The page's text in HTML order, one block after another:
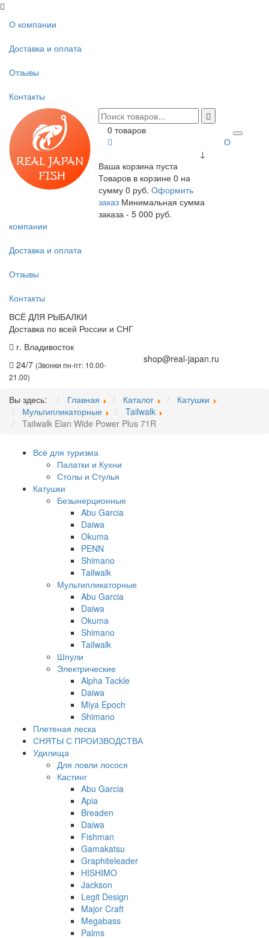
О компании
Доставка и оплата
Отзывы
Контакты
0 товаров
↓
Ваша корзина пуста
Товаров в корзине0 на
сумму0 руб. Оформить
заказ Минимальная сумма
заказа - 5 000 руб.
О
компании
Доставка и оплата
Отзывы
Контакты
ВСЁ ДЛЯ РЫБАЛКИ
Доставка по всей России и СНГ
г. Владивосток
24/7 (Звонки пн-пт: 10.00-
21.00)
shop@real-japan.ru
Вы здесь: Главная Каталог
Катушки
Мультипликаторные
Tailwalk
Tailwalk Elan Wide Power Plus 71R
Всё для туризма
Палатки и Кухни
Столы и Стулья
Катушки
Безынерционные
Abu Garcia
Daiwa
Okuma
PENN
Shimano
Tailwalk
Мультипликаторные
Abu Garcia
Daiwa
Okuma
Shimano
Tailwalk
Шпули
Электрические
Alpha Tackle
Daiwa
Miya Epoch
Shimano
Плетеная леска
СНЯТЫ С ПРОИЗВОДСТВА
Удилища
Для ловли лосося
Кастинг
Abu Garcia
Apia
Breaden
Daiwa
Fishman
Gamakatsu
Graphiteleader
HISHIMO
Jackson
Legit Design
Major Craft
Megabass
Palms